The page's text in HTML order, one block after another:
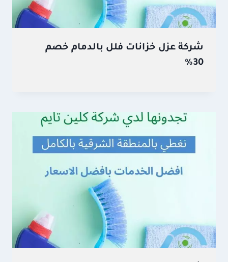
شركة عزل خزانات فلل بالدمام خصم
30%